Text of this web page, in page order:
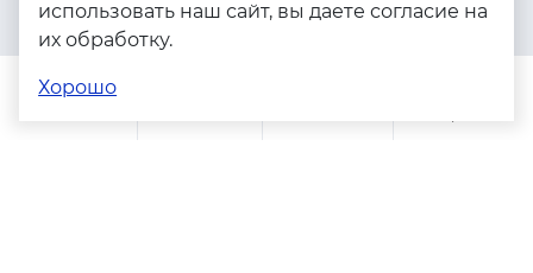
Помощь
использовать наш сайт, вы даете согласие на
их обработку.
Хорошо